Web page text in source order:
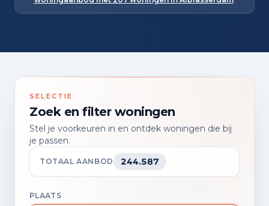
SELECTIE
Zoek en filter woningen
Stel je voorkeuren in en ontdek woningen die bij
je passen.
TOTAAL AANBOD 244.587
PLAATS